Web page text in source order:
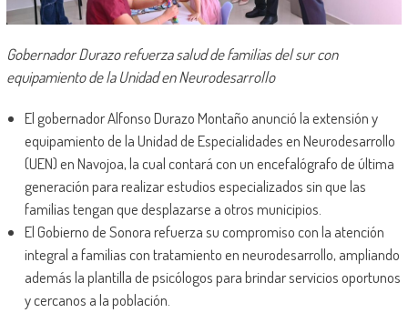
Gobernador Durazo refuerza salud de familias del sur con
equipamiento de la Unidad en Neurodesarrollo
El gobernador Alfonso Durazo Montaño anunció la extensión y
equipamiento de la Unidad de Especialidades en Neurodesarrollo
(UEN) en Navojoa, la cual contará con un encefalógrafo de última
generación para realizar estudios especializados sin que las
familias tengan que desplazarse a otros municipios.
El Gobierno de Sonora refuerza su compromiso con la atención
integral a familias con tratamiento en neurodesarrollo, ampliando
además la plantilla de psicólogos para brindar servicios oportunos
y cercanos a la población.